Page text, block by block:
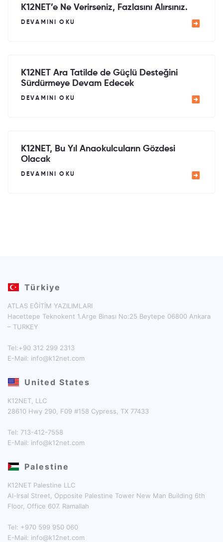
K12NET’e Ne Verirseniz, Fazlasını Alırsınız.
DEVAMINI OKU
K12NET Ara Tatilde de Güçlü Desteğini
Sürdürmeye Devam Edecek
DEVAMINI OKU
K12NET, Bu Yıl Anaokulcuların Gözdesi
Olacak
DEVAMINI OKU
Türkiye
ATLAS EĞİTİM YAZILIMLARI
Hacettepe Teknokent 1.Arge Binası No:25 Beytepe 06800 Ankara
– TURKEY
Tel:+90 312 299 2313
E-Mail: info@k12net.com
United States
K12NET, LLC
28610 Hwy 290, F09 #158 Cypress, TX 77433
Tel: 713-412-7558
E-Mail: info@k12net.com
Palestine
K12NET Palestine LLC
Al-Irsal Street, Opposite Palestine Tower New Man Building 6th
Floor, Office 607. Ramallah
Tel: +970 599 950 060
E-Mail: info@k12net.com